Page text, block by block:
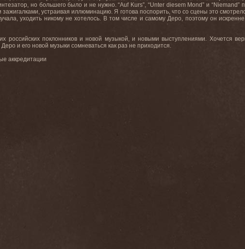
но большего было и не нужно. “Auf Kurs”, “Unter diesem Mond” и “Niemand”
устраивая иллюминацию. Я готова поспорить, что со сцены это
уходить никому не хотелось. В том числе и самому Деро, поэтому он
российских поклонников и новой музыкой, и новыми выступлениями. Хочется
и его новой музыки сомневаться как раз не приходится.
аккредитации